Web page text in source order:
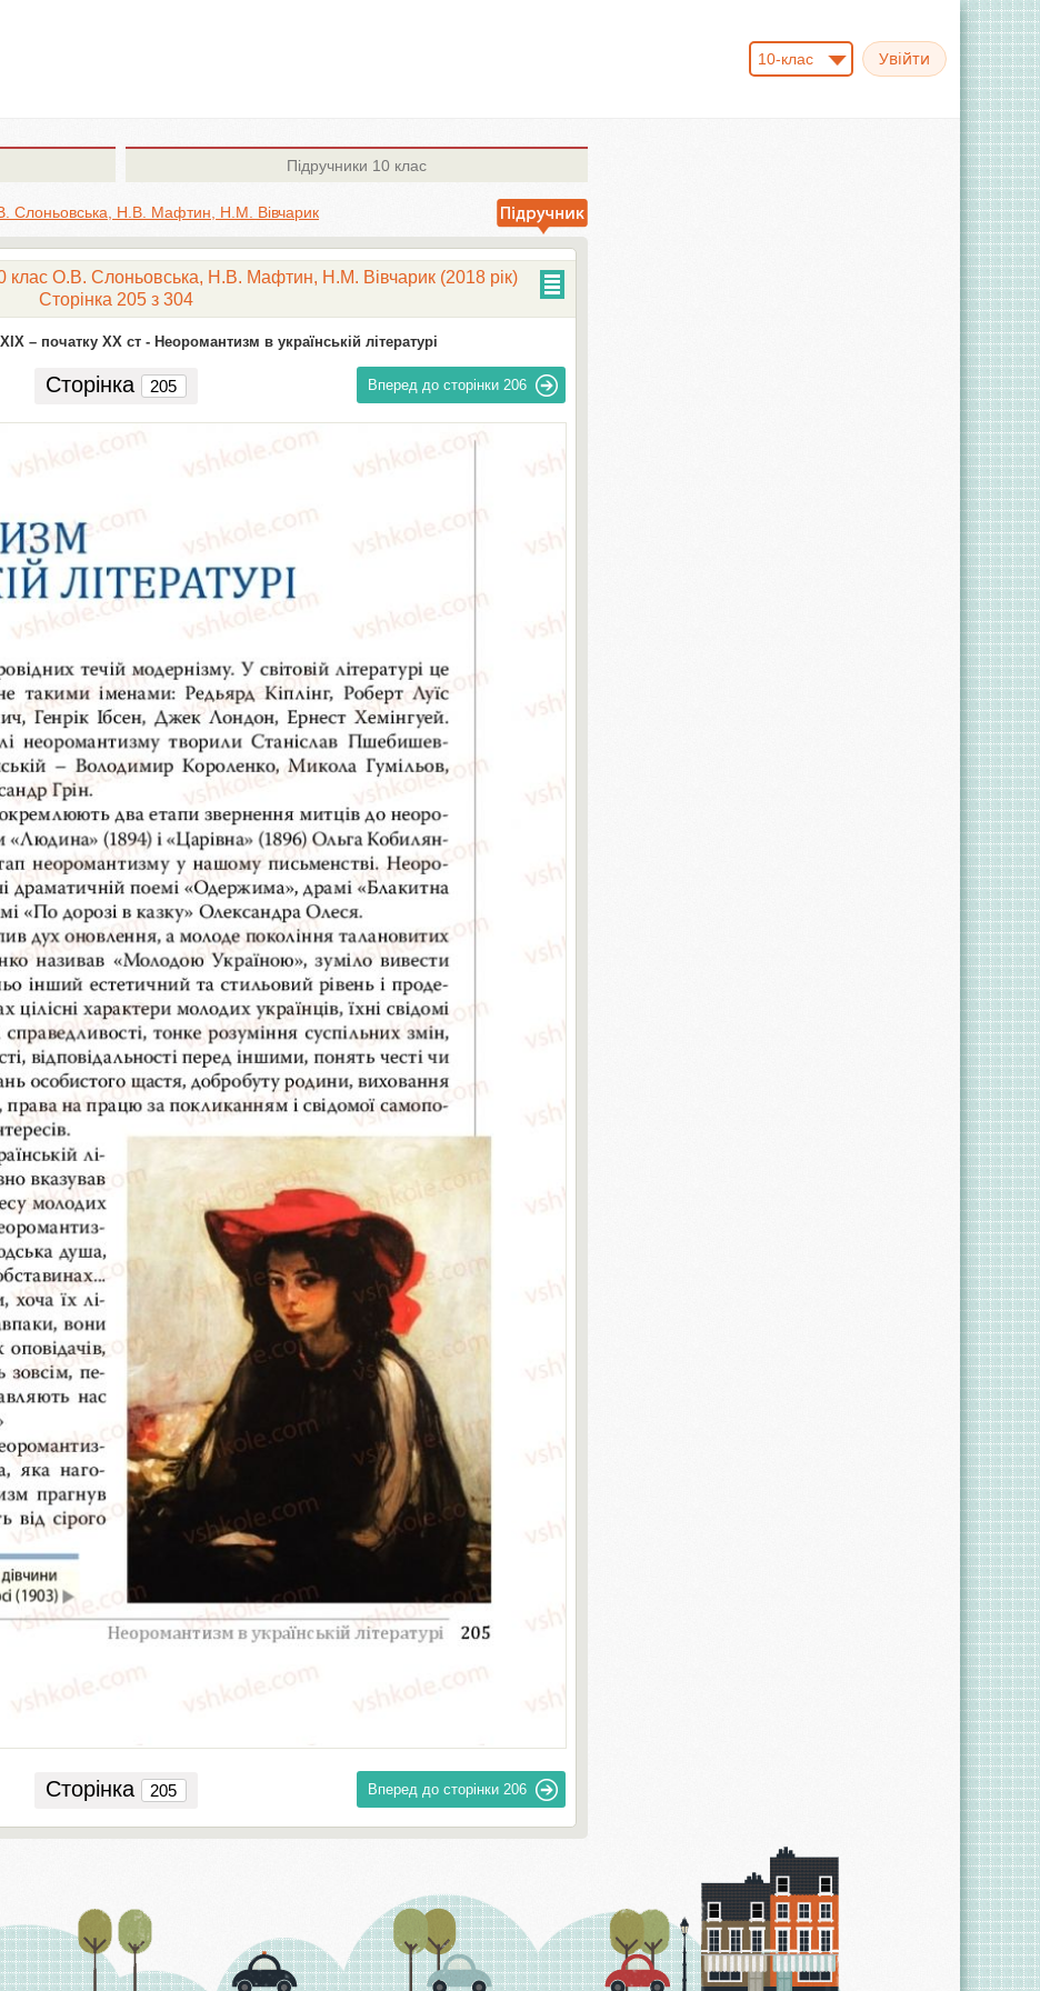
10-клас
Підручники 10 клас
Слоньовська, Н.В. Мафтин, Н.М. Вівчарик
клас О.В. Слоньовська, Н.В. Мафтин, Н.М. Вівчарик (2018 рік)
Сторінка 205 з 304
– початку ХХ ст - Неоромантизм в українській літературі
Сторінка Вперед до сторінки 206
Сторінка Вперед до сторінки 206